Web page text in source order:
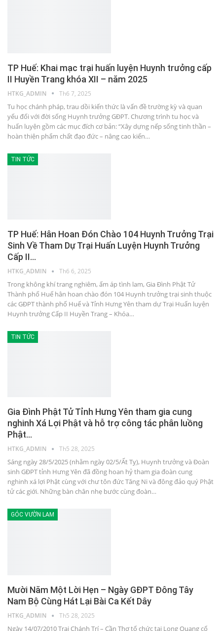
TP Huế: Khai mạc trại huấn luyện Huynh trưởng cấp
II Huyền Trang khóa XII – năm 2025
HTKG_ADMIN Th6 7, 2025
Tu học chánh pháp, trau dồi kiến thức là vấn đề trường kỳ và quan
yếu đối với đời sống Huynh trưởng GĐPT. Chương trình tu học và
huấn luyện gồm các mục đích cơ bản: “Xây dựng nếp sống tinh thần –
hoàn thiện phẩm chất đạo đức – nâng cao kiến…
TIN TỨC
TP Huế: Hân Hoan Đón Chào 104 Huynh Trưởng Trại
Sinh Về Tham Dự Trại Huấn Luyện Huynh Trưởng
Cấp II…
HTKG_ADMIN Th6 6, 2025
Trong không khí trang nghiêm, ấm áp tình lam, Gia Đình Phật Tử
Thành phố Huế hân hoan chào đón 104 Huynh trưởng trại sinh thuộc
các GĐPT thành phố Huế và Tỉnh Hưng Yên tham dự Trại Huấn luyện
Huynh trưởng Cấp II Huyền Trang – Khóa…
TIN TỨC
Gia Đình Phật Tử Tỉnh Hưng Yên tham gia cung
nghinh Xá Lợi Phật và hỗ trợ công tác phân luồng
Phật…
HTKG_ADMIN Th5 28, 2025
Sáng ngày 28/5/2025 (nhằm ngày 02/5/Ất Tỵ), Huynh trưởng và Đoàn
sinh GĐPT tỉnh Hưng Yên đã đồng hoan hỷ tham gia đoàn cung
nghinh xá lợi Phật cùng với chư tôn đức Tăng Ni và đông đảo quý Phật
tử các giới. Những bàn chân nhẹ bước cùng đoàn…
GÓC VƯỜN LAM
Mười Năm Một Lời Hẹn – Ngày GĐPT Đông Tây
Nam Bộ Cùng Hát Lại Bài Ca Kết Dây
HTKG_ADMIN Th5 28, 2025
Ngày 14/07/2010 Trại Chánh Trí – Cần Thơ tổ chức tại Long Quang cổ